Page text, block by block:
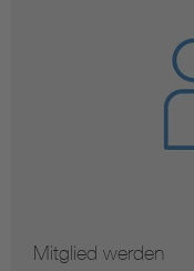
Mitglied werden